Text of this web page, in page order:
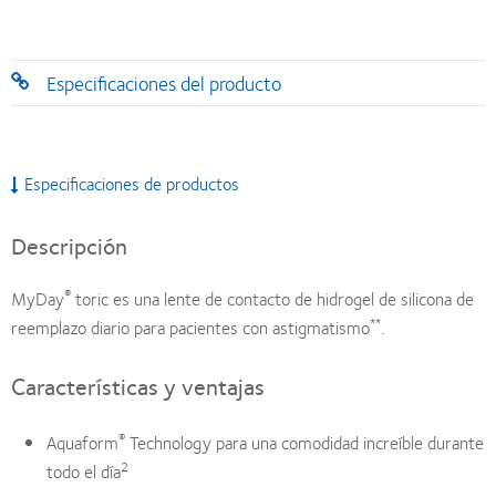
Especificaciones del producto
Especificaciones de productos
Descripción
MyDay® toric es una lente de contacto de hidrogel de silicona de
reemplazo diario para pacientes con astigmatismo**.
Características y ventajas
Aquaform® Technology para una comodidad increíble durante
todo el día2